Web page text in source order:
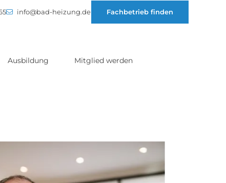
info@bad-heizung.de Fachbetrieb finden
Ausbildung Mitglied werden